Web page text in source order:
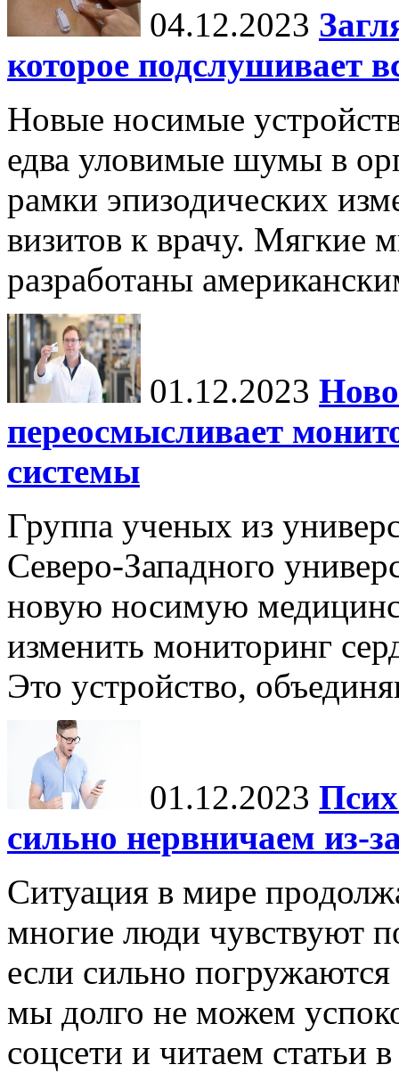
04.12.2023
которое подслушивает
Новые носимые
едва уловимые шумы в
рамки эпизодических
визитов к врачу. Мягкие
разработаны
01.12.2023
переосмысливает
системы
Группа ученых из
Северо-Западного
новую носимую
изменить мониторинг
Это устройство,
01.12.2023
сильно нервничаем из-
Ситуация в мире
многие люди чувствуют
если сильно
мы долго не можем
соцсети и читаем